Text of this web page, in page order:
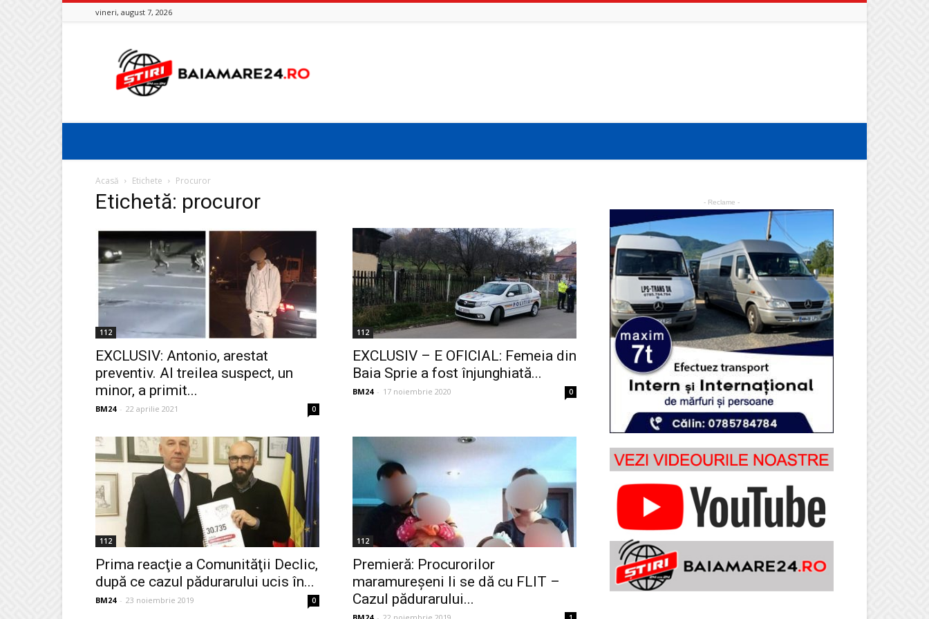
vineri, august 7, 2026
Baia
Mare
24
Acasă Etichete Procuror
Etichetă: procuror
112
EXCLUSIV: Antonio, arestat
preventiv. Al treilea suspect, un
minor, a primit...
BM24 - 22 aprilie 2021 0
112
EXCLUSIV – E OFICIAL: Femeia din
Baia Sprie a fost înjunghiată...
BM24 - 17 noiembrie 2020 0
112
Prima reacţie a Comunităţii Declic,
după ce cazul pădurarului ucis în...
BM24 - 23 noiembrie 2019 0
112
Premieră: Procurorilor
maramureșeni li se dă cu FLIT –
Cazul pădurarului...
- Reclame -